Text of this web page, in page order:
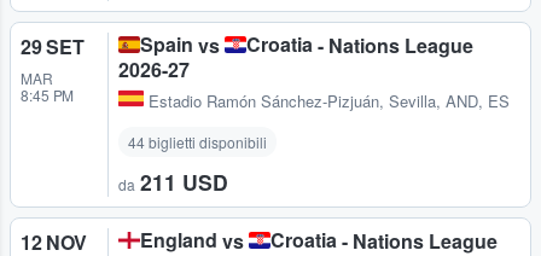
29 SET
MAR
8:45 PM
Spain vs Croatia- Nations League
2026-27
Estadio Ramón Sánchez-Pizjuán, Sevilla, AND, ES
44 biglietti disponibili
da 211 USD
12 NOV England vs Croatia- Nations League